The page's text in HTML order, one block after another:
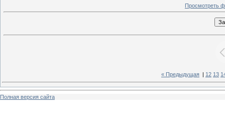
Просмотреть
« Предыдущая 12 13
Полная версия сайта